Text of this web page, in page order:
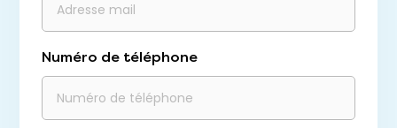
Numéro de téléphone